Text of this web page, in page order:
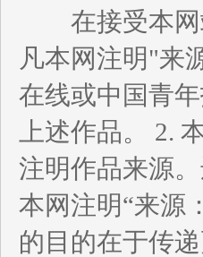
在接受本网
凡本网注明"来
在线或中国青
上述作品。 2.
注明作品来源
本网注明“来源
的目的在于传